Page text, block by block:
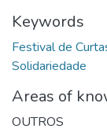
Keywords
Festival de
Solidariedade
Areas of
OUTROS